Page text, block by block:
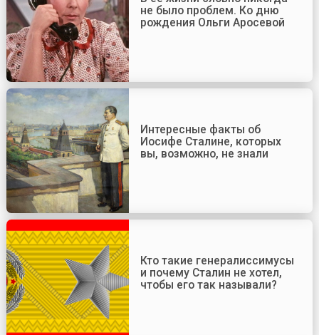
не было проблем. Ко дню
рождения Ольги Аросевой
Интересные факты об
Иосифе Сталине, которых
вы, возможно, не знали
Кто такие генералиссимусы
и почему Сталин не хотел,
чтобы его так называли?